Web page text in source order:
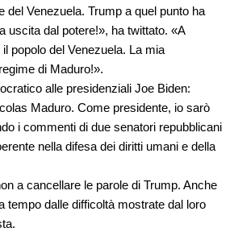
Venezuela. Trump a quel punto ha
uscita dal potere!», ha twittato. «A
popolo del Venezuela. La mia
di Maduro!».
alle presidenziali Joe Biden:
Maduro. Come presidente, io sarò
i commenti di due senatori repubblicani
nella difesa dei diritti umani e della
a cancellare le parole di Trump. Anche
tempo dalle difficoltà mostrate dal loro